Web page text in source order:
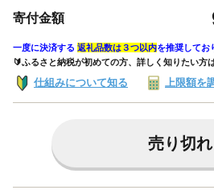
寄付金額
一度に決済する 返礼品数は３つ以内を推奨してお
🔰ふるさと納税が初めての方、詳しく知りたい方
仕組みについて知る 上限額を
売り切れ